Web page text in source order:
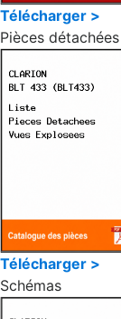
Télécharger >
Pièces détachées
Télécharger >
Schémas